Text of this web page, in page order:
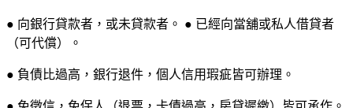
● 向銀行貸款者，或未貸款者。 ● 已經向當舖或私人借貸者
（可代償）。
● 負債比過高，銀行退件，個人信用瑕疵皆可辦理。